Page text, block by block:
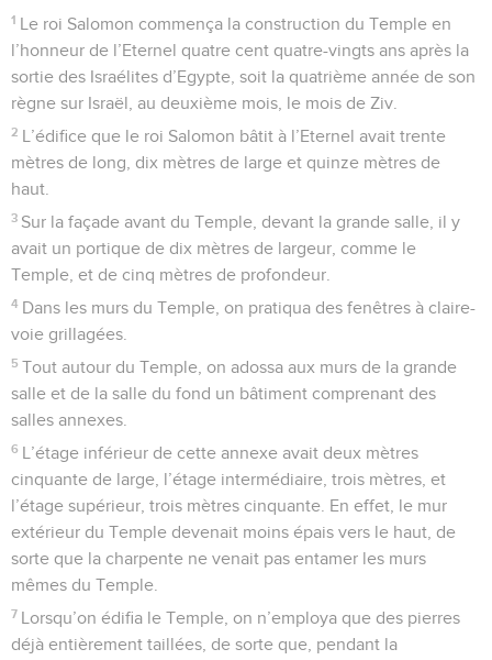
1 Le roi Salomon commença la construction du Temple en
l’honneur de l’Eternel quatre cent quatre-vingts ans après la
sortie des Israélites d’Egypte, soit la quatrième année de son
règne sur Israël, au deuxième mois, le mois de Ziv.
2 L’édifice que le roi Salomon bâtit à l’Eternel avait trente
mètres de long, dix mètres de large et quinze mètres de
haut.
3 Sur la façade avant du Temple, devant la grande salle, il y
avait un portique de dix mètres de largeur, comme le
Temple, et de cinq mètres de profondeur.
4 Dans les murs du Temple, on pratiqua des fenêtres à claire-
voie grillagées.
5 Tout autour du Temple, on adossa aux murs de la grande
salle et de la salle du fond un bâtiment comprenant des
salles annexes.
6 L’étage inférieur de cette annexe avait deux mètres
cinquante de large, l’étage intermédiaire, trois mètres, et
l’étage supérieur, trois mètres cinquante. En effet, le mur
extérieur du Temple devenait moins épais vers le haut, de
sorte que la charpente ne venait pas entamer les murs
mêmes du Temple.
7 Lorsqu’on édifia le Temple, on n’employa que des pierres
déjà entièrement taillées, de sorte que, pendant la